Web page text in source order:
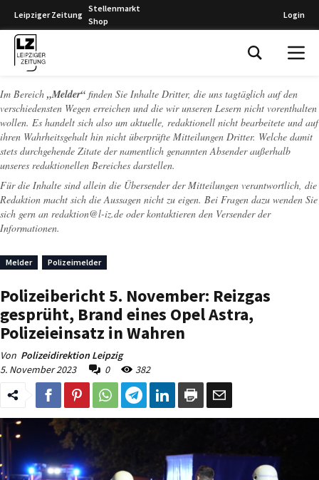
Leipziger Zeitung
Stellenmarkt
Shop
Login
Im Bereich „Melder“ finden Sie Inhalte Dritter, die uns tagtäglich auf den
verschiedensten Wegen erreichen und die wir unseren Lesern nicht vorenthalten
wollen. Es handelt sich also um aktuelle, redaktionell nicht bearbeitete und auf
ihren Wahrheitsgehalt hin nicht überprüfte Mitteilungen Dritter. Welche damit
stets durchgehende Zitate der namentlich genannten Absender außerhalb
unseres redaktionellen Bereiches darstellen.
Für die Inhalte sind allein die Übersender der Mitteilungen verantwortlich, die
Redaktion macht sich die Aussagen nicht zu eigen. Bei Fragen dazu wenden Sie
sich gern an redaktion@l-iz.de oder kontaktieren den Versender der
Informationen.
Melder Polizeimelder
Polizeibericht 5. November: Reizgas
gesprüht, Brand eines Opel Astra,
Polizeieinsatz in Wahren
Von Polizeidirektion Leipzig
5. November 2023
0 382